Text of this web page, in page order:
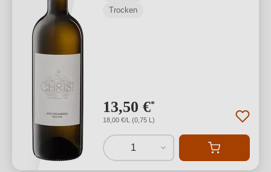
Trocken
13,50 €*
18,00 €/L (0,75 L)
1